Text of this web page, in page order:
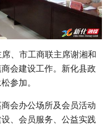
、市工商联主席谢湘和
会建设工作。新化县政
参加。
会办公场所及会员活动
、会员服务、公益实践